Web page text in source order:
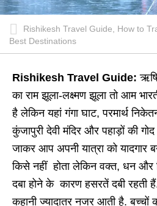
Rishikesh Travel Guide, How to
Best Destinations
Rishikesh Travel Guide:
का राम झूला-लक्ष्मण झूला तो आम
है लेकिन यहां गंगा घाट, परमार्थ
कुंजापुरी देवी मंदिर और पहाड़ों की
जाकर आप अपनी यात्रा को
किसे नहीं होता लेकिन वक्त, धन और
दबा होने के कारण हसरतें दबी रहती
कहानी ज्यादातर नजर आती है. बच्चों